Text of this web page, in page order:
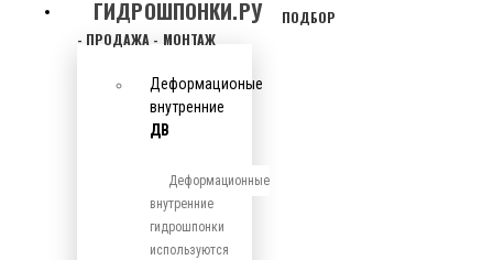
ГИДРОШПОНКИ.РУ
ПОДБОР
- ПРОДАЖА - МОНТАЖ
Деформационые
внутренние
ДВ
Деформационные
внутренние
гидрошпонки
используются